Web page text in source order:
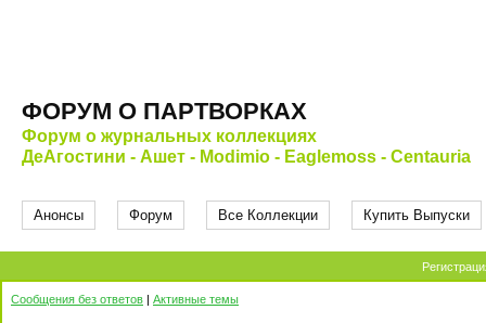
ФОРУМ О ПАРТВОРКАХ
Форум о журнальных коллекциях
ДеАгостини - Ашет - Modimio - Eaglemoss - Centauria
Анонсы Форум Все Коллекции Купить Выпуски
Сообщения без ответов | Активные темы